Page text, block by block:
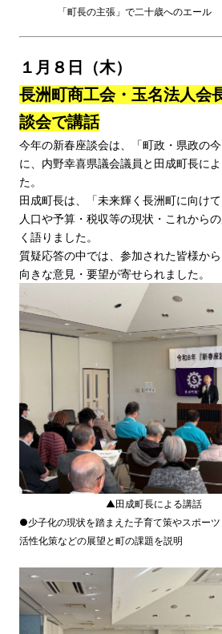
「町長の主張」で二十歳へのエール
１月８日（木）
長洲町商工会・玉名法人
談会で講話
今年の新春座談会は、「町政・県政の
に、内野幸喜県議会議員と田成町長に
た。
田成町長は、「未来輝く長洲町に向け
人口や予算・税収等の現状・これから
く語りました。
質疑応答の中では、参加された皆様か
向きな意見・要望が寄せられました。
▲田成町長による講話
●少子化の現状を踏まえた子育て策やスポー
活性化策などの展望と町の課題を説明